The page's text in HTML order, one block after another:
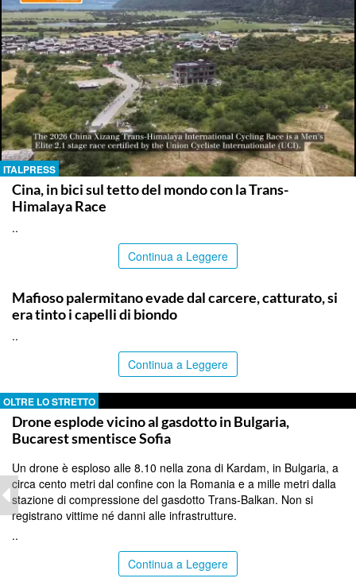
ITALPRESS
Cina, in bici sul tetto del mondo con la Trans-
Himalaya Race
..
Continua a Leggere
Mafioso palermitano evade dal carcere, catturato, si
era tinto i capelli di biondo
..
Continua a Leggere
OLTRE LO STRETTO
Drone esplode vicino al gasdotto in Bulgaria,
Bucarest smentisce Sofia
Un drone è esploso alle 8.10 nella zona di Kardam, in Bulgaria, a
circa cento metri dal confine con la Romania e a mille metri dalla
stazione di compressione del gasdotto Trans-Balkan. Non si
registrano vittime né danni alle infrastrutture.
..
Continua a Leggere